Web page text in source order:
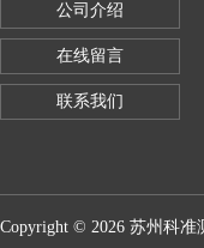
公司介绍
在线留言
联系我们
Copyright © 2026 苏州科准